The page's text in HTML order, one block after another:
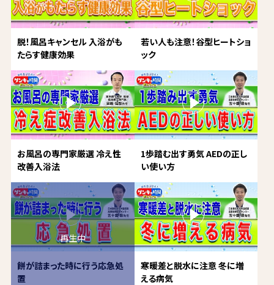
脱！風呂キャンセル 入浴がも
たらす健康効果
若い人も注意！谷型ヒートショ
ック
お風呂の専門家厳選 冷え性
改善入浴法
1歩踏む出す勇気 AEDの正し
い使い方
餅が詰まった時に行う応急処
置
寒暖差と脱水に注意 冬に増
える病気